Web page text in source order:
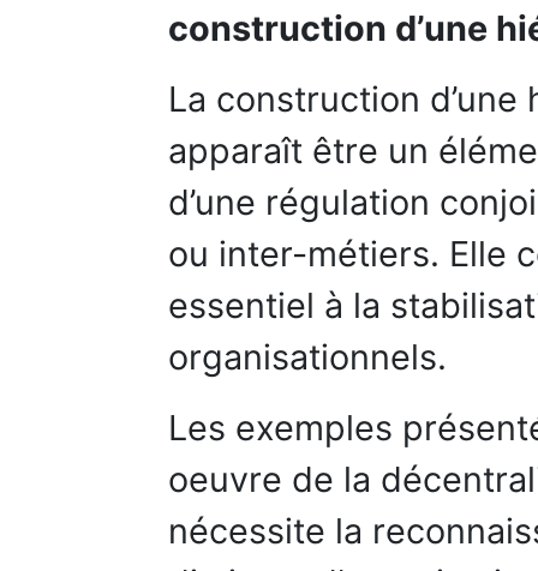
construction d’une
La construction
apparaît être un
d’une régulation
ou inter-métiers. Elle
essentiel à la
organisationnels.
Les exemples
oeuvre de la
nécessite la